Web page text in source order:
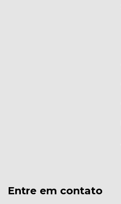
Entre em contato